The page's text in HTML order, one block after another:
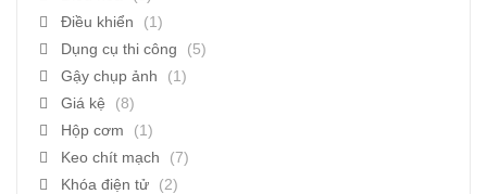
Điều khiển
(1)
Dụng cụ thi công
(5)
Gậy chụp ảnh
(1)
Giá kệ
(8)
Hộp cơm
(1)
Keo chít mạch
(7)
Khóa điện tử
(2)